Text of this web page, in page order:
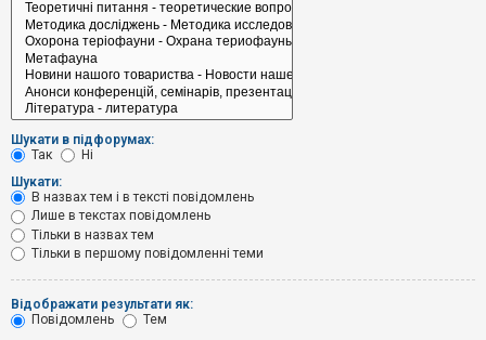
в
н
т
е
м
и
о
ш
Шукати в підфорумах:
Так
Ні
Шукати:
В назвах тем і в тексті повідомлень
Лише в текстах повідомлень
Тільки в назвах тем
Тільки в першому повідомленні теми
Відображати результати як:
Повідомлень
Тем